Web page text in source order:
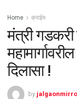
Home क्राईम
मंत्री गडकरी
दिलासा !
by